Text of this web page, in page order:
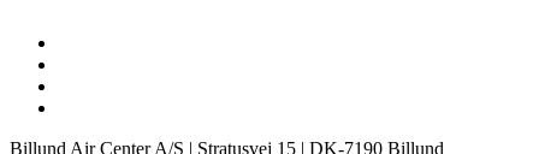
Billund Air Center A/S | Stratusvej 15 | DK-7190 Billund